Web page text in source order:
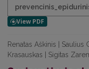
Renatas Aškinis |
Krasauskas | Sigitas